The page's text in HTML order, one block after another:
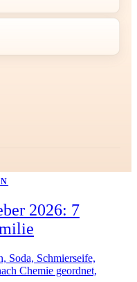
2026: 7
Soda, Schmierseife,
Chemie geordnet,